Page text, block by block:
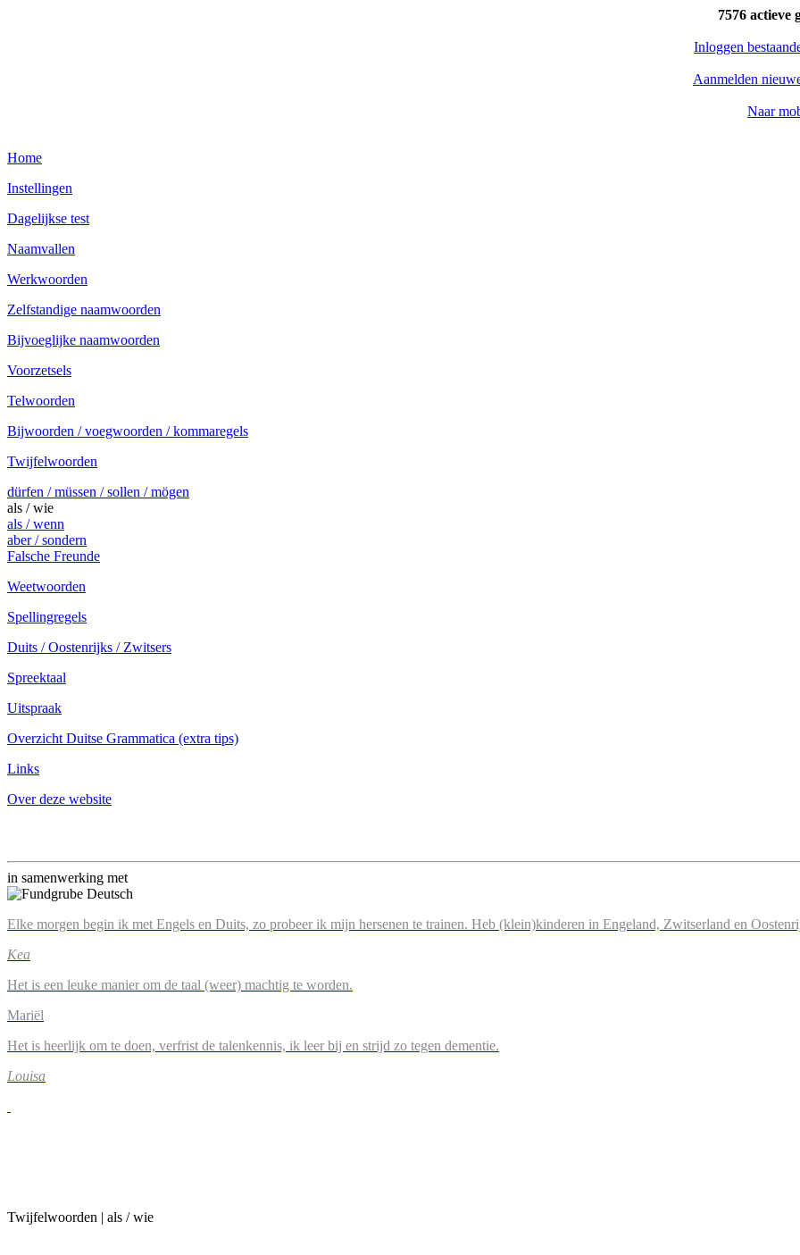
7576 actieve
Inloggen
Aanmelden
Naar
Home
Instellingen
Dagelijkse test
Naamvallen
Werkwoorden
Zelfstandige naamwoorden
Bijvoeglijke naamwoorden
Voorzetsels
Telwoorden
Bijwoorden / voegwoorden / kommaregels
Twijfelwoorden
dürfen / müssen / sollen / mögen
als / wie
als / wenn
aber / sondern
Falsche Freunde
Weetwoorden
Spellingregels
Duits / Oostenrijks / Zwitsers
Spreektaal
Uitspraak
Overzicht Duitse Grammatica (extra tips)
Links
Over deze website
in samenwerking met
Elke morgen begin ik met Engels en Duits, zo probeer ik mijn hersenen te trainen. Heb (klein)kinderen in Engeland, Zwitserland en
Kea
Het is een leuke manier om de taal (weer) machtig te worden.
Mariël
Het is heerlijk om te doen, verfrist de talenkennis, ik leer bij en strijd zo tegen dementie.
Louisa
Twijfelwoorden | als / wie